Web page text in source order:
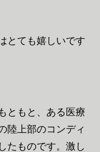
とても嬉しいです
ともと、ある 医療
陸上部のコンディ
たものです。激し